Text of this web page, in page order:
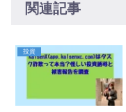
関連記事
投資